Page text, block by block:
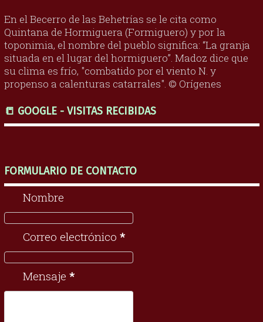
En el Becerro de las Behetrías se le cita como
Quintana de Hormiguera (Formiguero) y por la
toponimia, el nombre del pueblo significa: “La granja
situada en el lugar del hormiguero”. Madoz dice que
su clima es frío, "combatido por el viento N. y
propenso a calenturas catarrales". © Orígenes
📒 GOOGLE - VISITAS RECIBIDAS
FORMULARIO DE CONTACTO
Nombre
Correo electrónico *
Mensaje *